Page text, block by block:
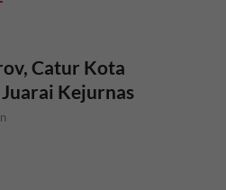
Catur Kota
Kejurnas